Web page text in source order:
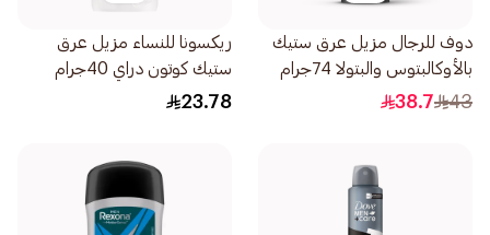
دوف للرجال مزيل عرق ستيك
بالأوكالبتوس والبتولا 74جرام
43
38.7
ريكسونا للنساء مزيل عرق
ستيك كوتون دراي 40جرام
23.78